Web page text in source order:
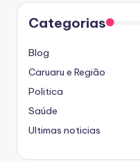
Categorias
Blog
Caruaru e Região
Politica
Saúde
Ultimas noticias